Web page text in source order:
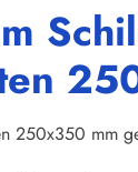
250x350 mm